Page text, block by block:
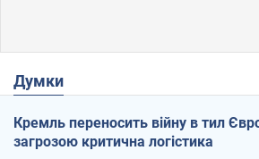
Думки
Кремль переносить війну в тил
загрозою критична логістика